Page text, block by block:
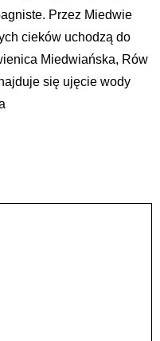
Przez Miedwie
cieków uchodzą do
Miedwiańska, Rów
się ujęcie wody